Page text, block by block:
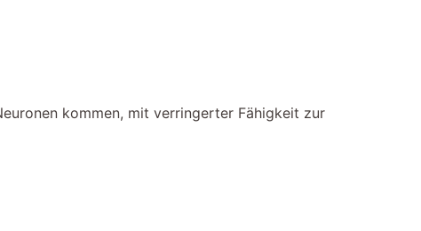
kommen, mit verringerter Fähigkeit zur